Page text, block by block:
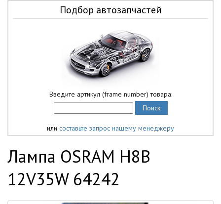
Подбор автозапчастей
Введите артикул (frame number) товара:
или составьте запрос нашему менеджеру
Лампа OSRAM H8B
12V35W 64242